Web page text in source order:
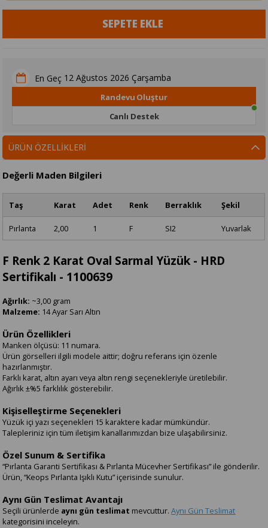
En Geç 12 Ağustos 2026 Çarşamba
Randevu Oluştur
Canlı Destek
ÜRÜN ÖZELLIKLERI
Değerli Maden Bilgileri
Taş Karat Adet Renk Berraklık Şekil
Pırlanta 2,00 1 F SI2 Yuvarlak
F Renk 2 Karat Oval Sarmal Yüzük - HRD
Sertifikalı - 1100639
Ağırlık: ~3,00 gram
Malzeme: 14 Ayar Sarı Altın
Ürün Özellikleri
Manken ölçüsü: 11 numara.
Ürün görselleri ilgili modele aittir; doğru referans için özenle
hazırlanmıştır.
Farklı karat, altın ayarı veya altın rengi seçenekleriyle üretilebilir.
Ağırlık ±%5 farklılık gösterebilir.
Kişiselleştirme Seçenekleri
Yüzük içi yazı seçenekleri 15 karaktere kadar mümkündür.
Talepleriniz için tüm iletişim kanallarımızdan bize ulaşabilirsiniz.
Özel Sunum & Sertifika
“Pırlanta Garanti Sertifikası & Pırlanta Mücevher Sertifikası” ile gönderilir.
Ürün, “Keops Pırlanta Işıklı Kutu” içerisinde sunulur.
Aynı Gün Teslimat Avantajı
Seçili ürünlerde aynı gün teslimat mevcuttur.Aynı Gün Teslimat
kategorisini inceleyin.